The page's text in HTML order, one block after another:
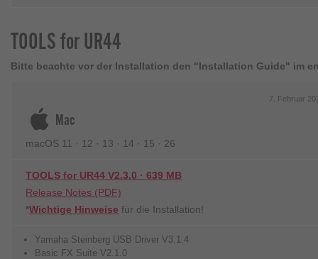
TOOLS for UR44
Bitte beachte vor der Installation den "Installation Guide" im
7. Februar
Mac
macOS 11 · 12 · 13 · 14 · 15 · 26
TOOLS for UR44 V2.3.0 · 639 MB
Release Notes (PDF)
*Wichtige Hinweise für die Installation!
Yamaha Steinberg USB Driver V3.1.4
Basic FX Suite V2.1.0